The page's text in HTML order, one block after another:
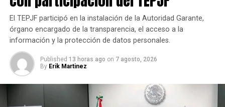
El TEPJF participó en la instalación de la Autoridad Garante,
órgano encargado de la transparencia, el acceso a la
información y la protección de datos personales.
Published 13 horas ago on 7 agosto, 2026
By Erik Martinez